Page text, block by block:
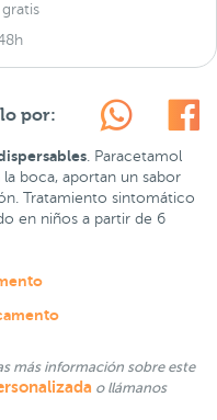
por:
. Paracetamol
boca, aportan un sabor
Tratamiento sintomático
en niños a partir de 6
más información sobre este
o llámanos